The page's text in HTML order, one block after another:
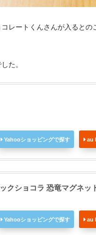
レートくんさんが入るとの
た。
Yahooショッピングで探す au
クショコラ 恐竜マグネッ
Yahooショッピングで探す au